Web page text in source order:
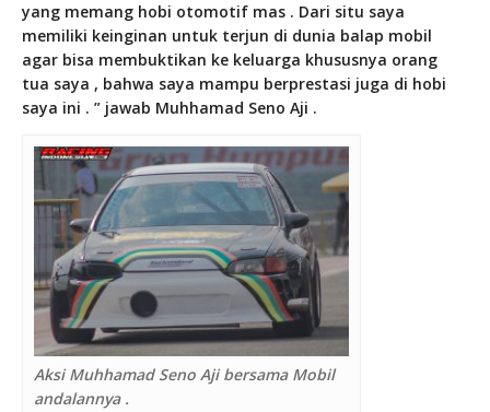
yang memang hobi otomotif mas . Dari situ saya
memiliki keinginan untuk terjun di dunia balap mobil
agar bisa membuktikan ke keluarga khususnya orang
tua saya , bahwa saya mampu berprestasi juga di hobi
saya ini . ” jawab Muhhamad Seno Aji .
Aksi Muhhamad Seno Aji bersama Mobil
andalannya .